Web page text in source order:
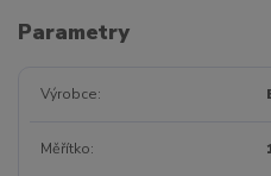
Parametry
Výrobce
Měřítko